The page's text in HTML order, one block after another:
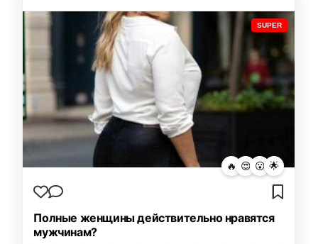
SUPER
🔥 😍 😮 🌟
Полные женщины действительно нравятся
мужчинам?